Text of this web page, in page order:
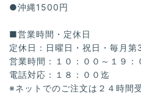
●沖縄1500円
■営業時間・定休日
定休日：日曜日・祝日・毎月第
営業時間：１０：００～１９：
電話対応：１８：００迄
※ネットでのご注文は２４時間